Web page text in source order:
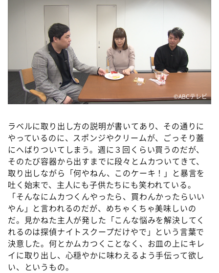
©ABCテレビ
ラベルに取り出し方の説明が書いてあり、その通りに
やっているのに、スポンジやクリームが、ごっそり蓋
にへばりついてしまう。週に３回くらい買うのだが、
そのたび容器から出すまでに段々とムカついてきて、
取り出しながら「何やねん、このケーキ！」と暴言を
吐く始末で、主人にも子供たちにも笑われている。
「そんなにムカつくんやったら、買わんかったらいい
やん」と言われるのだが、めちゃくちゃ美味しいの
だ。見かねた主人が発した「こんな悩みを解決してく
れるのは探偵ナイトスクープだけやで」という言葉で
決意した。何とかムカつくことなく、お皿の上にキレ
イに取り出し、心穏やかに味わえるよう手伝って欲し
い、というもの。